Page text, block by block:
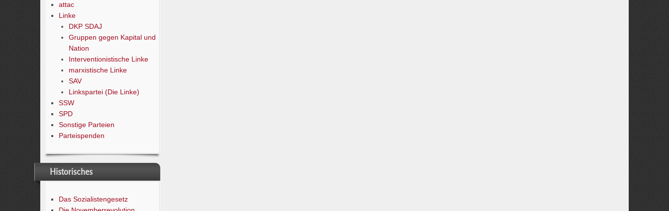
attac
Linke
DKP SDAJ
Gruppen gegen Kapital und
Nation
Interventionistische Linke
marxistische Linke
SAV
Linkspartei (Die Linke)
SSW
SPD
Sonstige Parteien
Parteispenden
Historisches
Das Sozialistengesetz